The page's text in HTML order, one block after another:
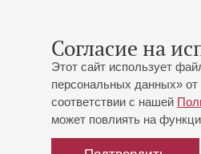
Согласие на
Этот сайт использует
персональных данных»
соответствии с нашей
может повлиять на